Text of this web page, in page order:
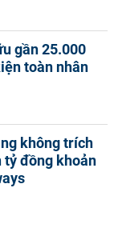
gần 25.000
toàn nhân
không trích
tỷ đồng khoản